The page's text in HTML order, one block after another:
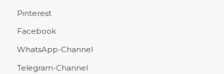
Pinterest
Facebook
WhatsApp-Channel
Telegram-Channel